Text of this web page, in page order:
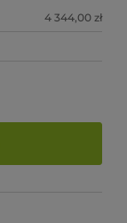
4 344,00 zł